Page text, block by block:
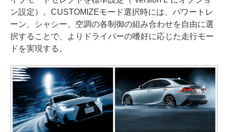
ン設定）。CUSTOMIZEモード選択時には、パワートレ
ーン、シャシー、空調の各制御の組み合わせを自由に選
択することで、よりドライバーの嗜好に応じた走行モー
ドを実現する。